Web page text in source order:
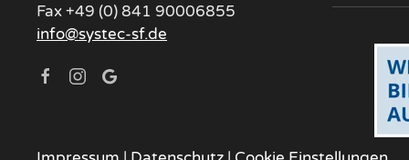
Fax +49 (0) 841 90006855
info@systec-sf.de